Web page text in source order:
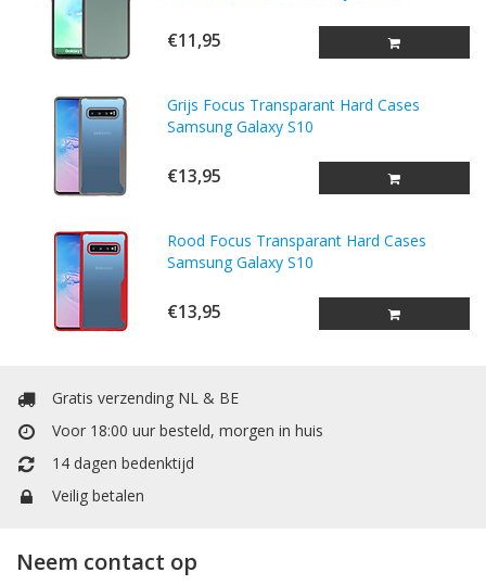
€11,95
Grijs Focus Transparant Hard Cases
Samsung Galaxy S10
€13,95
Rood Focus Transparant Hard Cases
Samsung Galaxy S10
€13,95
Gratis verzending NL & BE
Voor 18:00 uur besteld, morgen in huis
14 dagen bedenktijd
Veilig betalen
Neem contact op